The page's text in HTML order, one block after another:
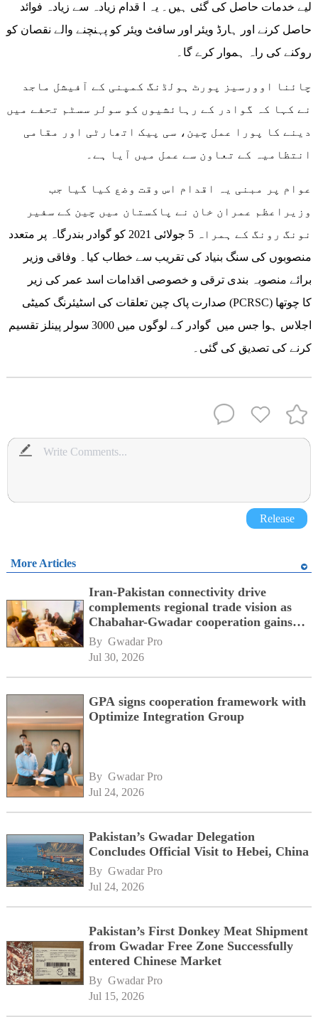
لیے خدمات حاصل کی گئی ہیں۔ یہ ا قدام زیادہ سے زیادہ فوائد
حاصل کرنے اور ہارڈ ویئر اور سافٹ ویئر کو پہنچنے والے نقصان کو
روکنے کی راہ ہموار کرے گا۔
چائنا اوورسیز پورٹ ہولڈنگ کمپنی کے آفیشل ماجد
نے کہا کہ گوادر کے رہائشیوں کو سولر سسٹم تحفے میں
دینے کا پورا عمل چین، سی پیک اتھارٹی اور مقامی
انتظامیہ کے تعاون سے عمل میں آیا ہے۔
عوام پر مبنی یہ اقدام اس وقت وضع کیا گیا جب
وزیراعظم عمران خان نے پاکستان میں چین کے سفیر
نونگ رونگ کے ہمراہ 5 جولائی 2021 کو گوادر بندرگاہ پر متعدد
منصوبوں کی سنگ بنیاد کی تقریب سے خطاب کیا۔ وفاقی وزیر
برائے منصوبہ بندی ترقی و خصوصی اقدامات اسد عمر کی زیر
صدارت پاک چین تعلقات کی اسٹیئرنگ کمیٹی (PCRSC) کا چوتھا
اجلاس ہوا جس میں گوادر کے لوگوں میں 3000 سولر پینلز تقسیم
کرنے کی تصدیق کی گئی۔
Release
More Articles
Iran-Pakistan connectivity drive
complements regional trade vision as
Chabahar-Gwadar cooperation gains
momentum alongside China's BRI
network
By Gwadar Pro
Jul 30, 2026
GPA signs cooperation framework with
Optimize Integration Group
By Gwadar Pro
Jul 24, 2026
Pakistan’s Gwadar Delegation
Concludes Official Visit to Hebei, China
By Gwadar Pro
Jul 24, 2026
Pakistan’s First Donkey Meat Shipment
from Gwadar Free Zone Successfully
entered Chinese Market
By Gwadar Pro
Jul 15, 2026